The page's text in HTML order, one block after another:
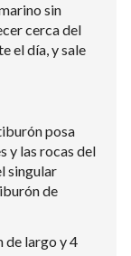
sin
cerca del
el día, y sale
posa
y las rocas del
singular
de
de largo y 4